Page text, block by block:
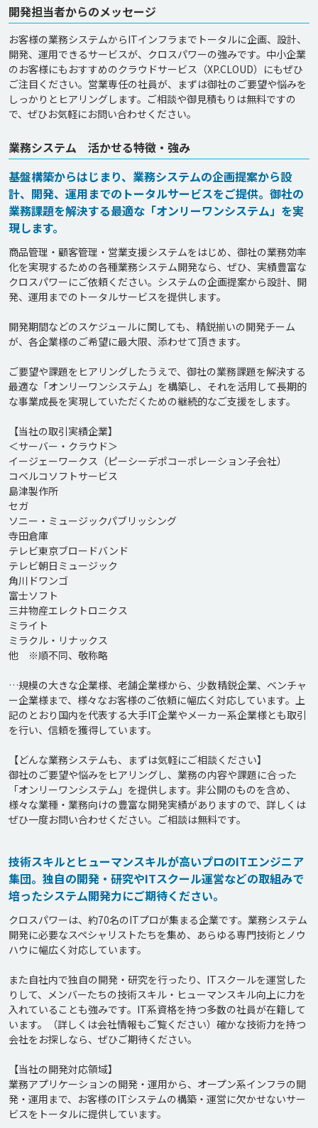
開発担当者からのメッセージ
お客様の業務システムからITインフラまでトータルに企画、設計、
開発、運用できるサービスが、クロスパワーの強みです。中小企業
のお客様にもおすすめのクラウドサービス（XP.CLOUD）にもぜひ
ご注目ください。営業専任の社員が、まずは御社のご要望や悩みを
しっかりとヒアリングします。ご相談や御見積もりは無料ですの
で、ぜひお気軽にお問い合わせください。
業務システム 活かせる特徴・強み
基盤構築からはじまり、業務システムの企画提案から設
計、開発、運用までのトータルサービスをご提供。御社の
業務課題を解決する最適な「オンリーワンシステム」を実
現します。
商品管理・顧客管理・営業支援システムをはじめ、御社の業務効率
化を実現するための各種業務システム開発なら、ぜひ、実績豊富な
クロスパワーにご依頼ください。システムの企画提案から設計、開
発、運用までのトータルサービスを提供します。
開発期間などのスケジュールに関しても、精鋭揃いの開発チーム
が、各企業様のご希望に最大限、添わせて頂きます。
ご要望や課題をヒアリングしたうえで、御社の業務課題を解決する
最適な「オンリーワンシステム」を構築し、それを活用して長期的
な事業成長を実現していただくための継続的なご支援をします。
【当社の取引実績企業】
＜サーバー・クラウド＞
イージェーワークス（ピーシーデポコーポレーション子会社）
コベルコソフトサービス
島津製作所
セガ
ソニー・ミュージックパブリッシング
寺田倉庫
テレビ東京ブロードバンド
テレビ朝日ミュージック
角川ドワンゴ
富士ソフト
三井物産エレクトロニクス
ミライト
ミラクル・リナックス
他　※順不同、敬称略
…規模の大きな企業様、老舗企業様から、少数精鋭企業、ベンチャ
ー企業様まで、様々なお客様のご依頼に幅広く対応しています。上
記のとおり国内を代表する大手IT企業やメーカー系企業様とも取引
を行い、信頼を獲得しています。
【どんな業務システムも、まずは気軽にご相談ください】
御社のご要望や悩みをヒアリングし、業務の内容や課題に合った
「オンリーワンシステム」を提供します。非公開のものを含め、
様々な業種・業務向けの豊富な開発実績がありますので、詳しくは
ぜひ一度お問い合わせください。ご相談は無料です。
技術スキルとヒューマンスキルが高いプロのITエンジニア
集団。独自の開発・研究やITスクール運営などの取組みで
培ったシステム開発力にご期待ください。
クロスパワーは、約70名のITプロが集まる企業です。業務システム
開発に必要なスペシャリストたちを集め、あらゆる専門技術とノウ
ハウに幅広く対応しています。
また自社内で独自の開発・研究を行ったり、ITスクールを運営した
りして、メンバーたちの技術スキル・ヒューマンスキル向上に力を
入れていることも強みです。IT系資格を持つ多数の社員が在籍して
います。（詳しくは会社情報もご覧ください）確かな技術力を持つ
会社をお探しなら、ぜひご期待ください。
【当社の開発対応領域】
業務アプリケーションの開発・運用から、オープン系インフラの開
発・運用まで、お客様のITシステムの構築・運営に欠かせないサー
ビスをトータルに提供しています。